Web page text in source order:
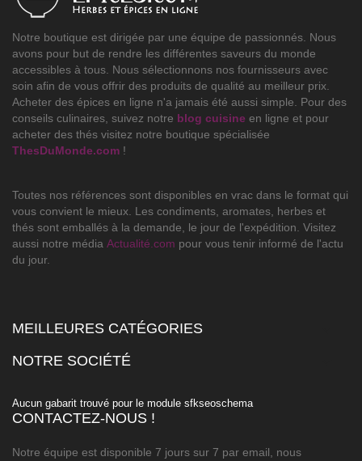
Notre boutique est dirigée par une équipe de passionnés. Nous
avons pour but de rendre les différentes saveurs du monde
accessibles à tous. Nous sélectionnons nos fournisseurs avec
soin afin de vous offrir des produits de qualité au meilleur prix.
Acheter des épices en ligne n'a jamais été aussi simple. Pour des
conseils culinaires, suivez notre blog cuisine en ligne et pour
acheter des thés visitez notre boutique spécialisée
ThesDuMonde.com !
Toutes nos références sont disponibles en vrac dans le format qui
vous convient le mieux. Les condiments, aromates, herbes et
thés sont emballés à la demande, le jour de l'expédition. Visitez
aussi notre média Actualité.com pour vous tenir informé de l'actu
du jour.
MEILLEURES CATÉGORIES
NOTRE SOCIÉTÉ
Aucun gabarit trouvé pour le module sfkseoschema
CONTACTEZ-NOUS !
Notre équipe est disponible 7 jours sur 7 par email, nous